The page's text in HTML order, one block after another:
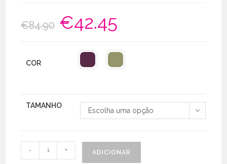
€84.90
O
preço
original
€42.45
COR
TAMANHO
Escolha uma opção
Quantidade
de
- + ADICIONAR